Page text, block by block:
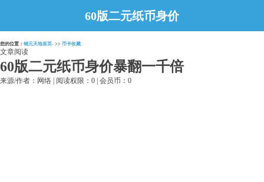
60版二元纸币身价
暴翻一千倍
您的位置： 铜元天地首页- >> 币卡收藏
文章阅读
60版二元纸币身价暴翻一千倍
来源/作者：网络 | 阅读权限：0 | 会员币：0